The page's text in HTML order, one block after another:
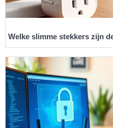
Welke slimme stekkers zijn